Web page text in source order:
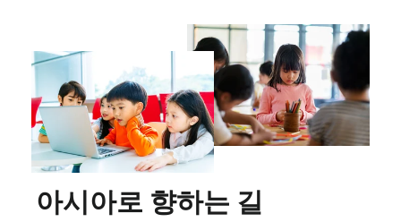
아시아로 향하는 길